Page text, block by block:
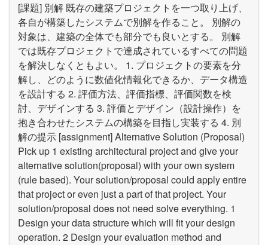
ー
ル
の
確
認
[課題] 別解 既存の建築プロジェクトを一つ取り上げ、
各自が構築したシステムで別解を作ること。 別解の
対象は、建築の全体でも部分でも良いとする。 別解
では既存プロジェクトで達成されているすべての問題
を解決しなくともよい。 1. プロジェクトの要素を分
解し、どのように数値化情報化できるか、データ構造
を設計する 2. 評価方法、評価指標、評価関数を検
討、デザインする 3. 評価とデザイン（設計操作）を
抱き合わせたシステムの構築を目指し実装する 4. 別
解の提示 [assignment] Alternative Solution (Proposal)
Pick up 1 existing architectural project and give your
alternative solution(proposal) with your own system
(rule based). Your solution/proposal could apply entire
that project or even just a part of that project. Your
solution/proposal does not need solve everything. 1
Design your data structure which will fit your design
operation. 2 Design your evaluation method and